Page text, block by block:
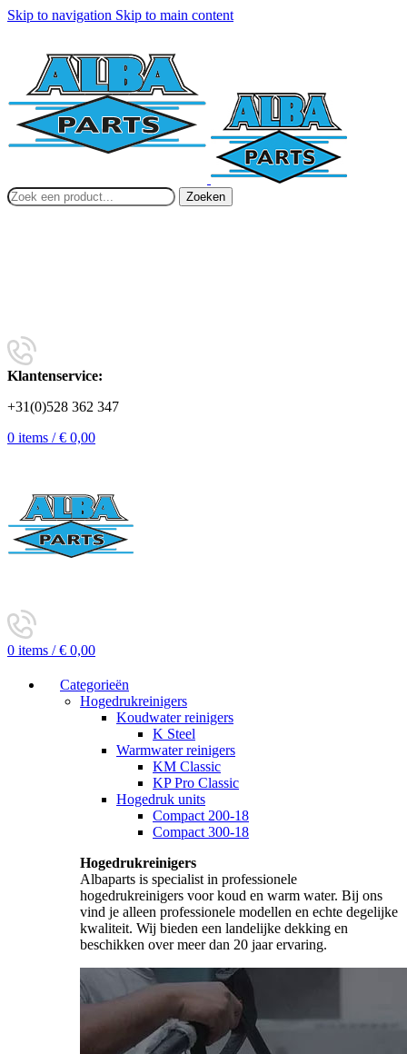
Skip to navigation Skip to main content
Zoeken
Klantenservice:
+31(0)528 362 347
0 items / € 0,00
0 items / € 0,00
Categorieën
Hogedrukreinigers
Koudwater reinigers
K Steel
Warmwater reinigers
KM Classic
KP Pro Classic
Hogedruk units
Compact 200-18
Compact 300-18
Hogedrukreinigers
Albaparts is specialist in professionele
hogedrukreinigers voor koud en warm water. Bij ons
vind je alleen professionele modellen en echte degelijke
kwaliteit. Wij bieden een landelijke dekking en
beschikken over meer dan 20 jaar ervaring.